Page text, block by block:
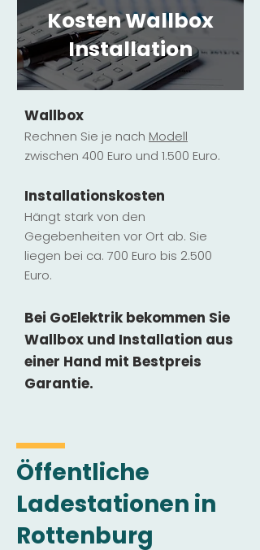
Kosten Wallbox
Installation
Wallbox
Rechnen Sie je nach Modell
zwischen 400 Euro und 1.500 Euro.
Installationskosten
Hängt stark von den
Gegebenheiten vor Ort ab. Sie
liegen bei ca. 700 Euro bis 2.500
Euro.
Bei GoElektrik bekommen Sie
Wallbox und Installation aus
einer Hand mit Bestpreis
Garantie.
Öffentliche
Ladestationen in
Rottenburg